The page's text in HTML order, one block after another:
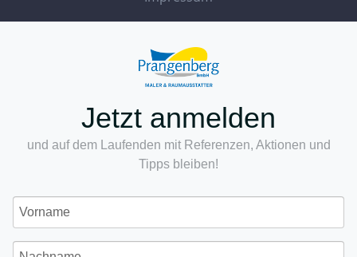
Jetzt anmelden
und auf dem Laufenden mit Referenzen, Aktionen und
Tipps bleiben!